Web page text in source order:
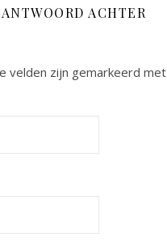
ACHTER
velden zijn gemarkeerd met